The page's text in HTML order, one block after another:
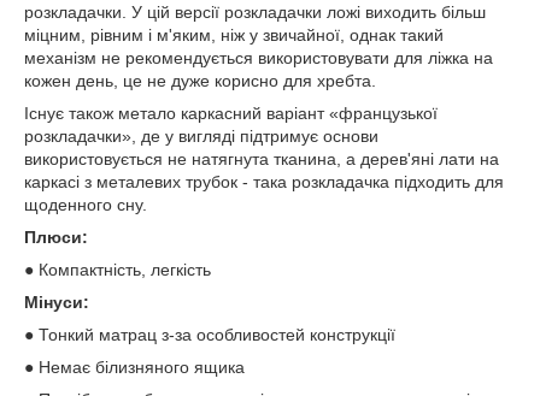
розкладачки. У цій версії розкладачки ложі виходить більш
міцним, рівним і м'яким, ніж у звичайної, однак такий
механізм не рекомендується використовувати для ліжка на
кожен день, це не дуже корисно для хребта.
Існує також метало каркасний варіант «французької
розкладачки», де у вигляді підтримує основи
використовується не натягнута тканина, а дерев'яні лати на
каркасі з металевих трубок - така розкладачка підходить для
щоденного сну.
Плюси:
● Компактність, легкість
Мінуси:
● Тонкий матрац з-за особливостей конструкції
● Немає білизняного ящика